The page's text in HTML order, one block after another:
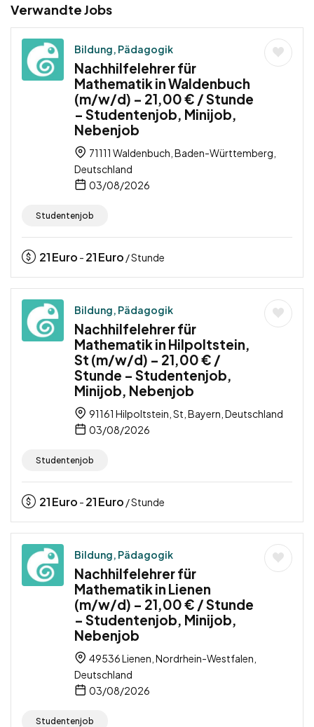
Verwandte Jobs
Bildung, Pädagogik
Nachhilfelehrer für
Mathematik in Waldenbuch
(m/w/d) – 21,00 € / Stunde
– Studentenjob, Minijob,
Nebenjob
71111 Waldenbuch, Baden-Württemberg,
Deutschland
03/08/2026
Studentenjob
21Euro - 21Euro / Stunde
Bildung, Pädagogik
Nachhilfelehrer für
Mathematik in Hilpoltstein,
St (m/w/d) – 21,00 € /
Stunde – Studentenjob,
Minijob, Nebenjob
91161 Hilpoltstein, St, Bayern, Deutschland
03/08/2026
Studentenjob
21Euro - 21Euro / Stunde
Bildung, Pädagogik
Nachhilfelehrer für
Mathematik in Lienen
(m/w/d) – 21,00 € / Stunde
– Studentenjob, Minijob,
Nebenjob
49536 Lienen, Nordrhein-Westfalen,
Deutschland
03/08/2026
Studentenjob